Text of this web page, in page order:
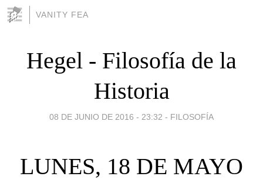
VANITY FEA
Hegel - Filosofía de la
Historia
08 DE JUNIO DE 2016 - 23:32 - FILOSOFÍA
LUNES, 18 DE MAYO